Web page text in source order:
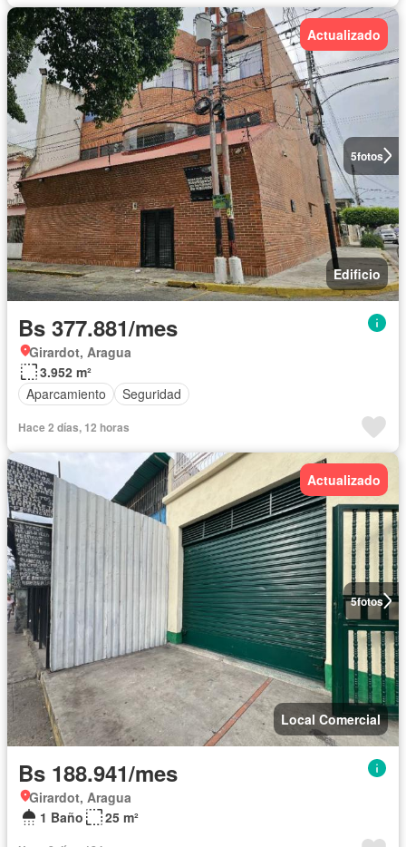
5fotos
Actualizado
Edificio
Bs 377.881/mes
Girardot, Aragua
3.952 m²
Aparcamiento
Seguridad
Hace 2 días, 12 horas
5fotos
Actualizado
Local Comercial
Bs 188.941/mes
Girardot, Aragua
1 Baño
25 m²